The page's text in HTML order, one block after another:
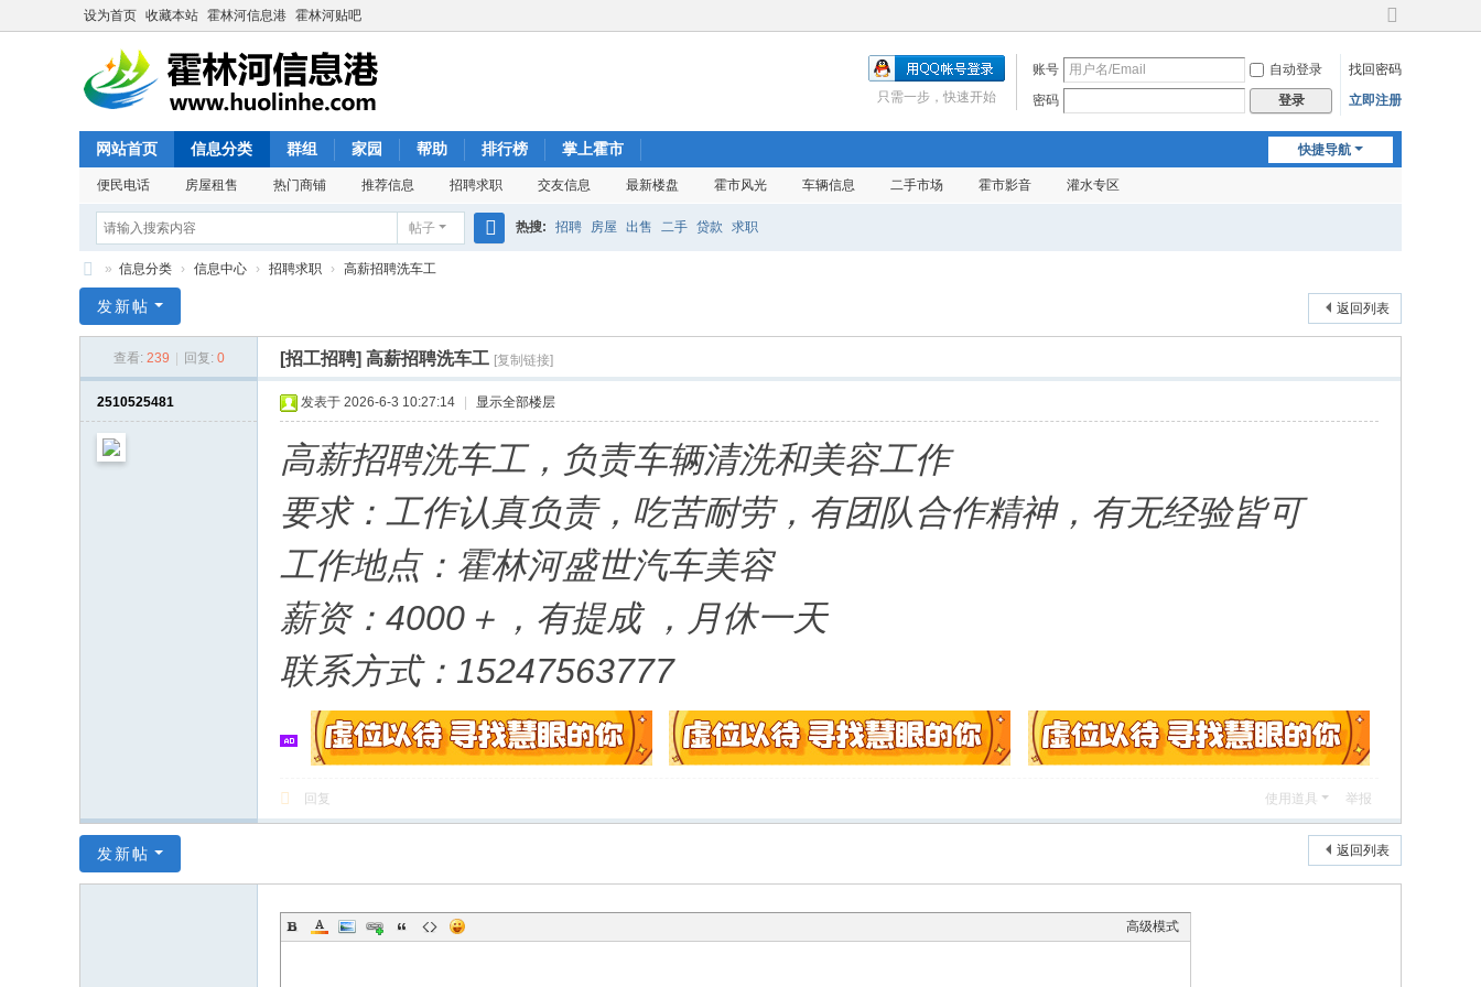
设为首页 收藏本站 霍林河信息港 霍林河贴吧
切
到
宽
账号 自动登录
找回密码
密码
登录 立即注册
只需一步，快速开始
快捷导航
网站首页 信息分类 群组 家园 帮助 排行榜 掌上霍市
便民电话 房屋租售 热门商铺 推荐信息 招聘求职 交友信息 最新楼盘 霍市风光 车辆信息 二手市场 霍市影音 灌水专区
帖子 热搜: 招聘 房屋 出售 二手 贷款 求职
林
» 信息分类 › 信息中心 › 招聘求职 › 高薪招聘洗车工
返回列表
发新帖
查看: 239 回复: 0 [招工招聘] 高薪招聘洗车工 [复制链接]
2510525481 发表于 2026-6-3 10:27:14 显示全部楼层
高薪招聘洗车工，负责车辆清洗和美容工作
要求：工作认真负责，吃苦耐劳，有团队合作精神，有无经验皆可
工作地点：霍林河盛世汽车美容
薪资：4000＋，有提成 ，月休一天
联系方式：15247563777
回复 使用道具 举报
返回列表
发新帖
高级模式